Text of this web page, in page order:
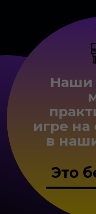
Это
Наши
игре
в